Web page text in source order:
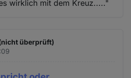
wirklich mit dem Kreuz....."
überprüft)